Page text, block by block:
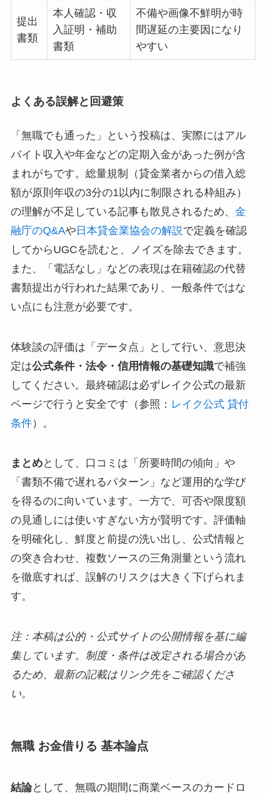
提出
書類
本人確認・収
入証明・補助
書類
不備や画像不鮮明が時
間遅延の主要因になり
やすい
よくある誤解と回避策
「無職でも通った」という投稿は、実際にはアル
バイト収入や年金などの定期入金があった例が含
まれがちです。総量規制（貸金業者からの借入総
額が原則年収の3分の1以内に制限される枠組み ）
の理解が不足している記事も散見されるため、 金
融庁のQ&Aや 日本貸金業協会の解説で定義を確認
してからUGCを読むと、ノイズを除去できます。
また、「電話なし」などの表現は在籍確認の代替
書類提出が行われた結果であり、一般条件ではな
い点にも注意が必要です。
体験談の評価は「データ点」として行い、意思決
定は公式条件・法令・信用情報の基礎知識で補強
してください。最終確認は必ずレイク公式の最新
ページで行うと安全です（参照： レイク公式 貸付
条件）。
まとめとして、口コミは「所要時間の傾向」や
「書類不備で遅れるパターン」など運用的な学び
を得るのに向いています。一方で、可否や限度額
の見通しには使いすぎない方が賢明です。評価軸
を明確化し、鮮度と前提の洗い出し、公式情報と
の突き合わせ、複数ソースの三角測量という流れ
を徹底すれば、誤解のリスクは大きく下げられま
す。
注：本稿は公的・公式サイトの公開情報を基に編
集しています。制度・条件は改定される場合があ
るため、最新の記載はリンク先をご確認くださ
い。
無職 お金借りる 基本論点
結論として、無職の期間に商業ベースのカードロ